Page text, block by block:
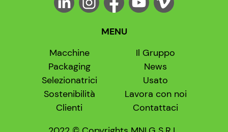
MENU
Macchine
Packaging
Selezionatrici
Sostenibilità
Clienti
Il Gruppo
News
Usato
Lavora con noi
Contattaci